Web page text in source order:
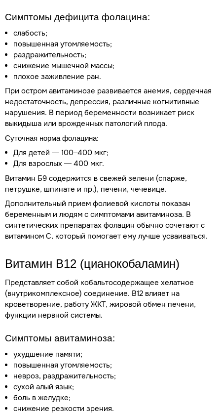
Симптомы дефицита фолацина:
слабость;
повышенная утомляемость;
раздражительность;
снижение мышечной массы;
плохое заживление ран.
При остром авитаминозе развивается анемия, сердечная
недостаточность, депрессия, различные когнитивные
нарушения. В период беременности возникает риск
выкидыша или врожденных патологий плода.
Суточная норма фолацина:
Для детей — 100–400 мкг;
Для взрослых — 400 мкг.
Витамин Б9 содержится в свежей зелени (спарже,
петрушке, шпинате и пр.), печени, чечевице.
Дополнительный прием фолиевой кислоты показан
беременным и людям с симптомами авитаминоза. В
синтетических препаратах фолацин обычно сочетают с
витамином С, который помогает ему лучше усваиваться.
Витамин В12 (цианокобаламин)
Представляет собой кобальтосодержащее хелатное
(внутрикомплексное) соединение. В12 влияет на
кроветворение, работу ЖКТ, жировой обмен печени,
функции нервной системы.
Симптомы авитаминоза:
ухудшение памяти;
повышенная утомляемость;
невроз, раздражительность;
сухой алый язык;
боль в желудке;
снижение резкости зрения.